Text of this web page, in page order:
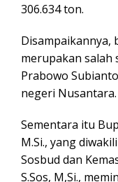
306.634 ton.
Disampaikannya,
merupakan salah
Prabowo
negeri Nusantara.
Sementara itu
M.Si., yang
Sosbud dan
S.Sos, M,Si.,